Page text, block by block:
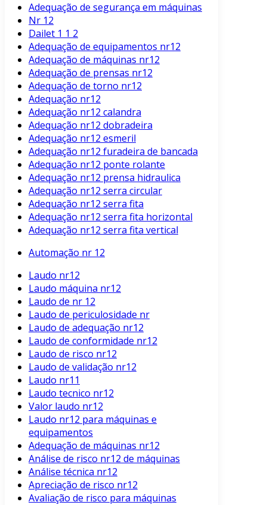
Adequação de segurança em máquinas
Nr 12
Dailet 1 1 2
Adequação de equipamentos nr12
Adequação de máquinas nr12
Adequação de prensas nr12
Adequação de torno nr12
Adequação nr12
Adequação nr12 calandra
Adequação nr12 dobradeira
Adequação nr12 esmeril
Adequação nr12 furadeira de bancada
Adequação nr12 ponte rolante
Adequação nr12 prensa hidraulica
Adequação nr12 serra circular
Adequação nr12 serra fita
Adequação nr12 serra fita horizontal
Adequação nr12 serra fita vertical
Automação nr 12
Laudo nr12
Laudo máquina nr12
Laudo de nr 12
Laudo de periculosidade nr
Laudo de adequação nr12
Laudo de conformidade nr12
Laudo de risco nr12
Laudo de validação nr12
Laudo nr11
Laudo tecnico nr12
Valor laudo nr12
Laudo nr12 para máquinas e
equipamentos
Adequação de máquinas nr12
Análise de risco nr12 de máquinas
Análise técnica nr12
Apreciação de risco nr12
Avaliação de risco para máquinas